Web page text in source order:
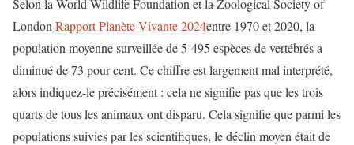
London Rapport Planète Vivante 2024entre 1970 et 2020, la
population moyenne surveillée de 5 495 espèces de vertébrés a
diminué de 73 pour cent. Ce chiffre est largement mal interprété,
alors indiquez-le précisément : cela ne signifie pas que les trois
quarts de tous les animaux ont disparu. Cela signifie que parmi les
populations suivies par les scientifiques, le déclin moyen était de